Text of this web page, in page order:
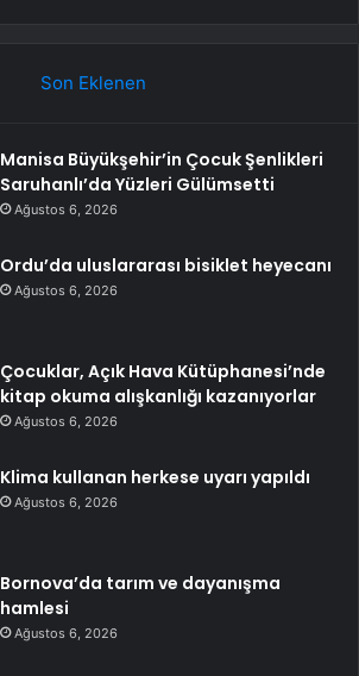
Son Eklenen
Manisa Büyükşehir’in Çocuk Şenlikleri
Saruhanlı’da Yüzleri Gülümsetti
Ağustos 6, 2026
Ordu’da uluslararası bisiklet heyecanı
Ağustos 6, 2026
Çocuklar, Açık Hava Kütüphanesi’nde
kitap okuma alışkanlığı kazanıyorlar
Ağustos 6, 2026
Klima kullanan herkese uyarı yapıldı
Ağustos 6, 2026
Bornova’da tarım ve dayanışma
hamlesi
Ağustos 6, 2026